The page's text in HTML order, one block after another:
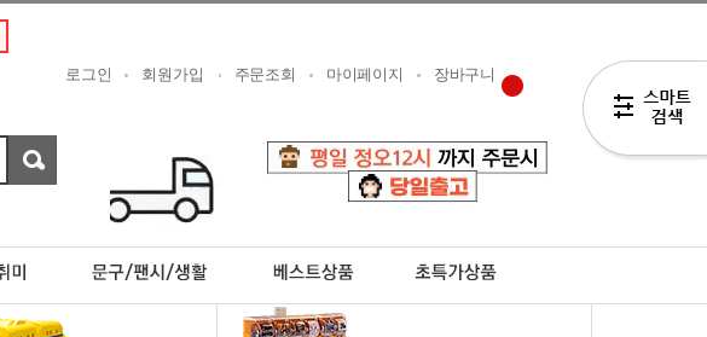
로그인 회원가입 주문조회 마이페이지 장바구니